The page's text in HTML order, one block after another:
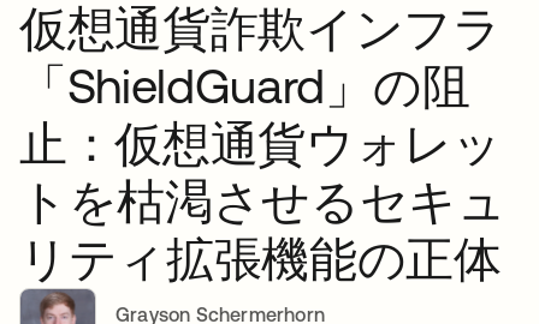
仮想通貨詐欺インフラ
「ShieldGuard」の阻
止：仮想通貨ウォレッ
トを枯渇させるセキュ
リティ拡張機能の正体
Grayson Schermerhorn